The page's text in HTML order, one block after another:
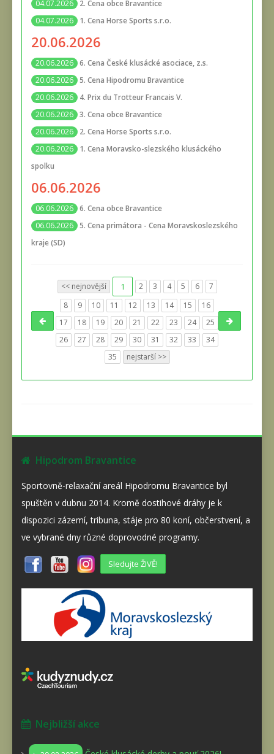
04.07.2026
2. Cena obce Bravantice
04.07.2026
1. Cena Horse Sports s.r.o.
20.06.2026
20.06.2026 6. Cena České klusácké asociace, z.s.
20.06.2026 5. Cena Hipodromu Bravantice
20.06.2026
4. Prix du Trotteur Francais V.
20.06.2026 3. Cena obce Bravantice
20.06.2026
2. Cena Horse Sports s.r.o.
20.06.2026
1. Cena Moravsko-slezského klusáckého
spolku
06.06.2026
06.06.2026 6. Cena obce Bravantice
06.06.2026 5. Cena primátora - Cena Moravskoslezského
kraje (SD)
<< nejnovější 1 2 3 4 5 6
7
8
9 10 11 12 13 14 15
16
17
18 19 20 21 22 23 24
25
26
27 28 29 30 31 32 33
34
35
nejstarší >>
Hipodrom Bravantice
Sportovně-relaxační areál Hipodromu Bravantice byl
spuštěn v dubnu 2014. Kromě dostihové dráhy je k
dispozici zázemí, tribuna, stáje pro 80 koní, občerstvení, a
ve vybrané dny různé doprovodné programy.
Sledujte ŽIVĚ!
Nejbližší akce